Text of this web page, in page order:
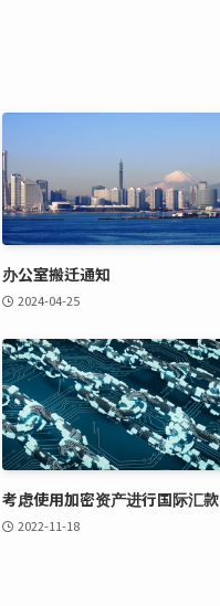
办公室搬迁通知
2024-04-25
考虑使用加密资产进行国际汇款
2022-11-18